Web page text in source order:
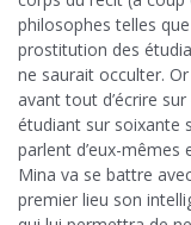
philosophes telles
prostitution des
ne saurait occulter.
avant tout d’écrire
étudiant sur soixante
parlent d’eux-mêmes
Mina va se battre
premier lieu son